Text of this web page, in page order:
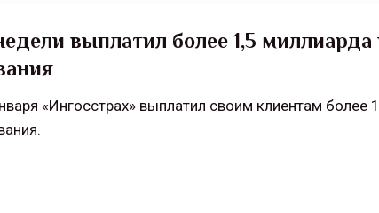
выплатил более 1,5 миллиарда
«Ингосстрах» выплатил своим клиентам более
страховой защитой